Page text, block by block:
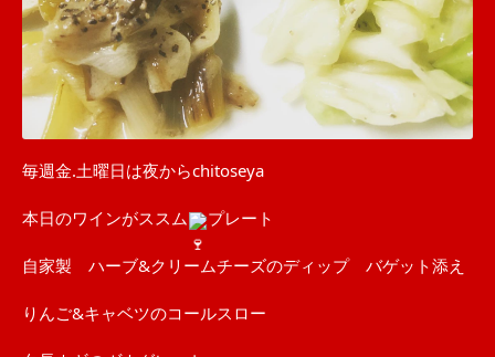
毎週金.土曜日は夜からchitoseya
本日のワインがススム プレート
自家製 ハーブ&クリームチーズのディップ バゲット添え
りんご&キャベツのコールスロー